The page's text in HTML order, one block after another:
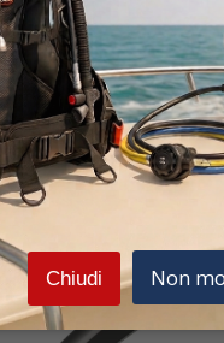
nero
Chiudi Non